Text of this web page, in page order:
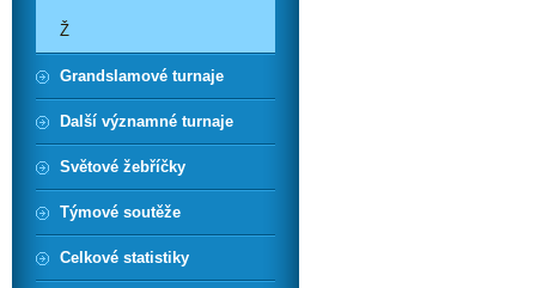
Ž
Grandslamové turnaje
Další významné turnaje
Světové žebříčky
Týmové soutěže
Celkové statistiky